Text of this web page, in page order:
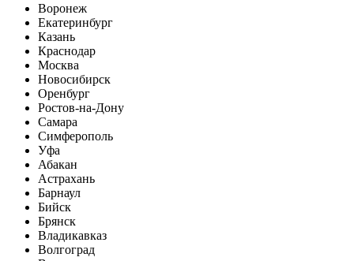
Воронеж
Екатеринбург
Казань
Краснодар
Москва
Новосибирск
Оренбург
Ростов-на-Дону
Самара
Симферополь
Уфа
Абакан
Астрахань
Барнаул
Бийск
Брянск
Владикавказ
Волгоград